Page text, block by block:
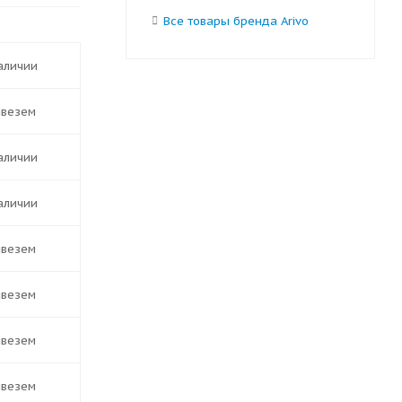
Все товары бренда Arivo